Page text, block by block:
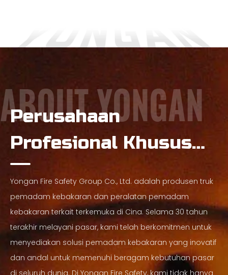
Perusahaan
Profesional Khusus
Manufaktur Truk
Pemadam Kebakaran
Yongan Fire Safety Group Co., Ltd. adalah produsen truk
pemadam kebakaran dan peralatan pemadam
kebakaran terkait terkemuka di Cina. Selama 30 tahun
terakhir melayani pasar, kami telah berkomitmen untuk
menyediakan solusi pemadam kebakaran yang inovatif
dan andal untuk memenuhi beragam kebutuhan pasar
di seluruh dunia. Di Yongan Fire Safety, kami tidak hanya